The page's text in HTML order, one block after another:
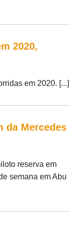
2020,
em 2020. [...]
da Mercedes
reserva em
semana em Abu